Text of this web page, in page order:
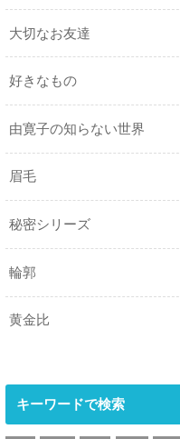
大切なお友達
好きなもの
由寛子の知らない世界
眉毛
秘密シリーズ
輪郭
黄金比
キーワードで検索